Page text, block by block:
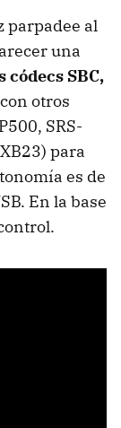
parpadee al
una
códecs SBC,
otros
SRS-
para
es de
En la base